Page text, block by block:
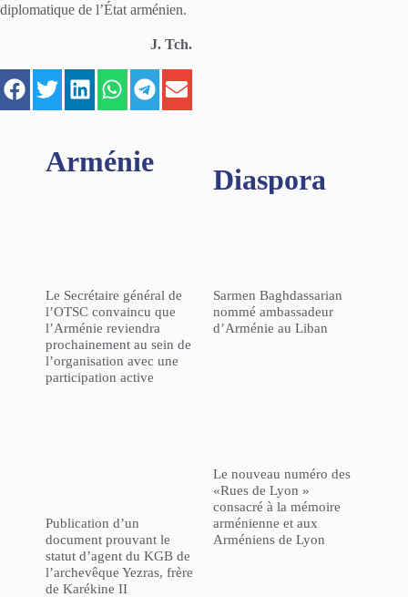
diplomatique de l’État arménien.
J. Tch.
Arménie
Le Secrétaire général de
l’OTSC convaincu que
l’Arménie reviendra
prochainement au sein de
l’organisation avec une
participation active
Publication d’un
document prouvant le
statut d’agent du KGB de
l’archevêque Yezras, frère
de Karékine II
Diaspora
Sarmen Baghdassarian
nommé ambassadeur
d’Arménie au Liban
Le nouveau numéro des
«Rues de Lyon »
consacré à la mémoire
arménienne et aux
Arméniens de Lyon